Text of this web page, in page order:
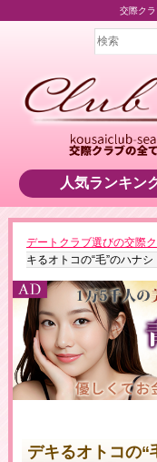
交際ク
人気ランキン
デートクラブ選びの交際
キるオトコの“毛”のハナシ
▶男性用
デキるオトコの“